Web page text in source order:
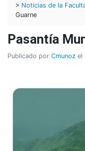
> Noticias de la
Guarne
Pasantía
Publicado por Cmunoz el